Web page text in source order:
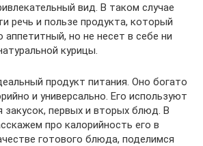
вид. В таком случае
речь и пользе продукта, который
но не несет в себе ни
курицы.
продукт питания. Оно богато
и универсально. Его используют
закусок, первых и вторых блюд. В
про калорийность его в
готового блюда, поделимся